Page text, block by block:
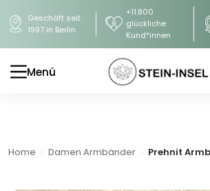
Geschäft seit
1997 in Berlin
+11.800
glückliche
Kund*innen
Menü
Home Damen Armbänder